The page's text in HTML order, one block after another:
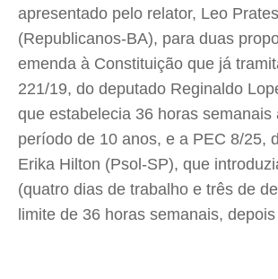
apresentado pelo relator, Leo Prates
(Republicanos-BA), para duas
emenda à Constituição que já
221/19, do deputado Reginaldo
que estabelecia 36 horas semanais
período de 10 anos, e a PEC 8/25,
Erika Hilton (Psol-SP), que
(quatro dias de trabalho e três de
limite de 36 horas semanais,